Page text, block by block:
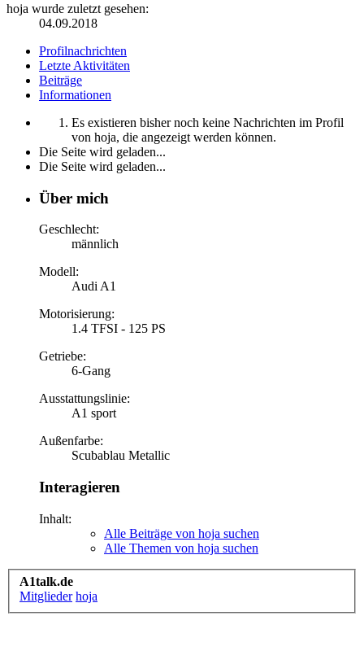
hoja wurde zuletzt gesehen:
04.09.2018
Profilnachrichten
Letzte Aktivitäten
Beiträge
Informationen
Es existieren bisher noch keine Nachrichten im Profil
von hoja, die angezeigt werden können.
Die Seite wird geladen...
Die Seite wird geladen...
Über mich
Geschlecht:
männlich
Modell:
Audi A1
Motorisierung:
1.4 TFSI - 125 PS
Getriebe:
6-Gang
Ausstattungslinie:
A1 sport
Außenfarbe:
Scubablau Metallic
Interagieren
Inhalt:
Alle Beiträge von hoja suchen
Alle Themen von hoja suchen
A1talk.de
Mitglieder hoja